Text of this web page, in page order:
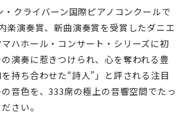
クライバーン国際ピアノコンクールで
楽演奏賞、新曲演奏賞を受賞したダニエ
ハホール・コンサート・シリーズに初
演奏に惹きつけられ、心を奪われる豊
持ち合わせた“詩人”」と評される注目
音色を、333席の極上の音響空間でたっ
さい。